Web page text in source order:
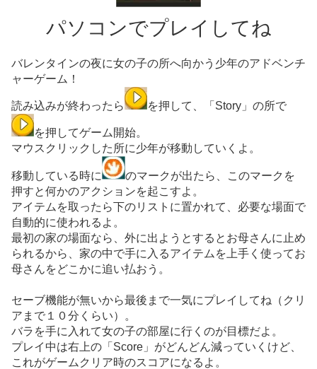
パソコンでプレイしてね
バレンタインの夜に女の子の所へ向かう少年のアドベンチ
ャーゲーム！
読み込みが終わったら を押して、「Story」の所で
を押してゲーム開始。
マウスクリックした所に少年が移動していくよ。
移動している時に
のマークが出たら、このマークを
押すと何かのアクションを起こすよ。
アイテムを取ったら下のリストに置かれて、必要な場面で
自動的に使われるよ。
最初の家の場面なら、外に出ようとするとお母さんに止め
られるから、家の中で手に入るアイテムを上手く使ってお
母さんをどこかに追い払おう。
セーブ機能が無いから最後まで一気にプレイしてね（クリ
アまで１０分くらい）。
バラを手に入れて女の子の部屋に行くのが目標だよ。
プレイ中は右上の「Score」がどんどん減っていくけど、
これがゲームクリア時のスコアになるよ。